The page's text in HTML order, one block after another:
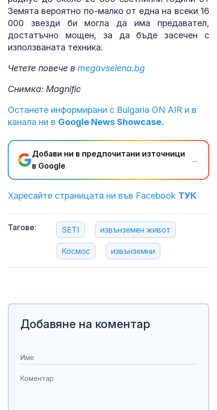
Земята вероятно по-малко от една на всеки 16
000 звезди би могла да има предавател,
достатъчно мощен, за да бъде засечен с
използваната техника.
Четете повече в megavselena.bg
Снимка: Magnific
Останете информирани с Bulgaria ON AIR и в
канала ни в Google News Showcase.
Добави ни в предпочитани източници
в Google
→
Харесайте страницата ни във Facebook ТУК
Тагове: SETI извънземен живот
Космос извънземни
Добавяне на коментар